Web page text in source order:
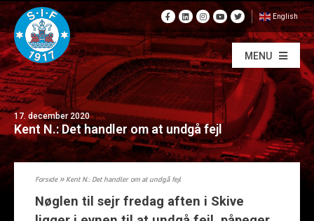
English
MENU
17. december 2020
Kent N.: Det handler om at undgå fejl
Forside»Kent N.: Det handler om at undgå fejl
Nøglen til sejr fredag aften i Skive